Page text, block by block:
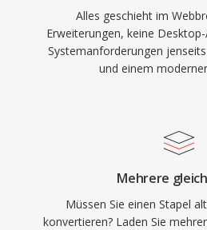
Alles geschieht im
Erweiterungen, keine
Systemanforderungen
und einem
Mehrere
Müssen Sie einen Stapel
konvertieren? Laden Sie